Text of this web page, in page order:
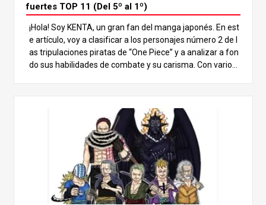
fuertes TOP 11 (Del 5º al 1º)
¡Hola! Soy KENTA, un gran fan del manga japonés. En est
e artículo, voy a clasificar a los personajes número 2 de l
as tripulaciones piratas de “One Piece” y a analizar a fon
do sus habilidades de combate y su carisma. Con varios
ce”, hay muchos personajes poderosos, pero los No.2 de
las tripulaciones piratas destacan especialmente por su
s inmensas habilidades de combate. Estos personajes s
uelen igualar la fuerza de su capitán, que suele ser una d
e las figuras más fuertes, como los Cuatro Emperadores
o los Siete Señores de la Guerra del Mar, y desempeñan
un papel vital en el avance de la historia. En este artículo,
nos adentraremos en los personajes número 2 más fuer